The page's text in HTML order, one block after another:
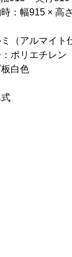
：幅915 × 高
（アルマイト
リエチレン
白色